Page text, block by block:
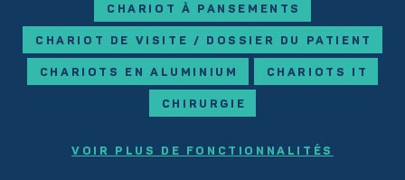
CHARIOT À PANSEMENTS
CHARIOT DE VISITE / DOSSIER DU PATIENT
CHARIOTS EN ALUMINIUM CHARIOTS IT
CHIRURGIE
VOIR PLUS DE FONCTIONNALITÉS